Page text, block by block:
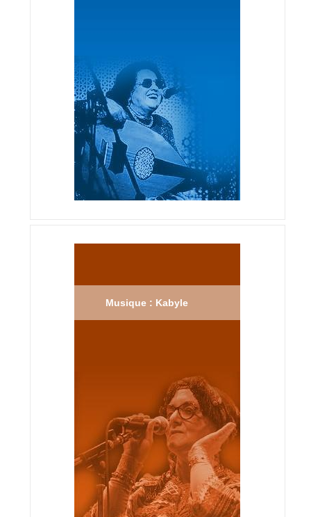
Musique : Kabyle